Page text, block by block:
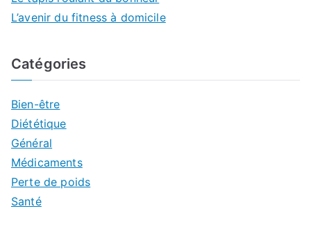
L’avenir du fitness à domicile
Catégories
Bien-être
Diététique
Général
Médicaments
Perte de poids
Santé